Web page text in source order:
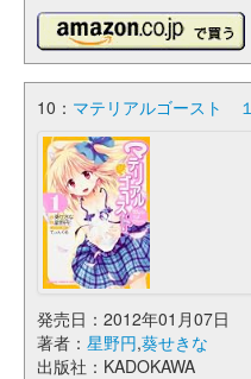
10： マテリアルゴースト １
発売日：2012年01月07日
著者： 星野円,葵せきな
出版社：KADOKAWA